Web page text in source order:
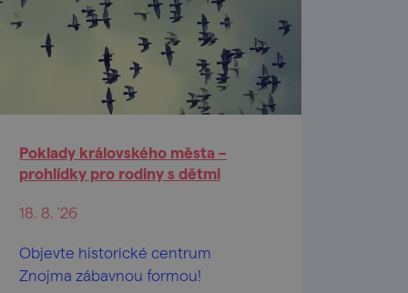
Poklady královského města –
prohlídky pro rodiny s dětmi
18. 8. '26
Objevte historické centrum
Znojma zábavnou formou!